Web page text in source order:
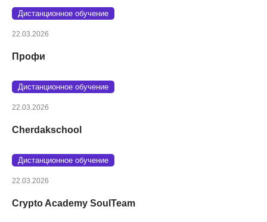
Дистанционное обучение
22.03.2026
Профи
Дистанционное обучение
22.03.2026
Cherdakschool
Дистанционное обучение
22.03.2026
Crypto Academy SoulTeam